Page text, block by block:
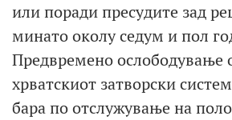
или поради пресудите зад
минато околу седум и пол
Предвремено ослободување
хрватскиот затворски
бара по отслужување на